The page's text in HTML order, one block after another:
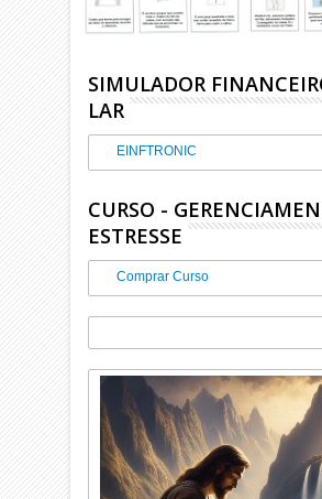
SIMULADOR
LAR
EINFTRONIC
CURSO -
ESTRESSE
Comprar Curso